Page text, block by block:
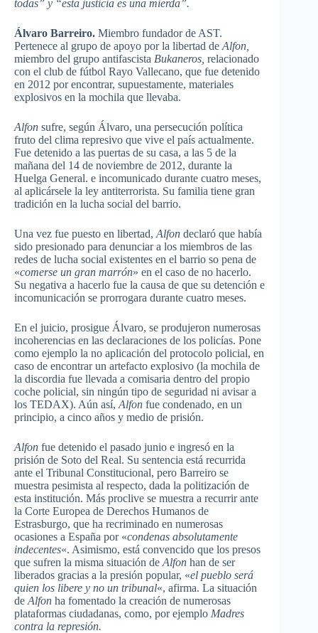
todas” y “esta justicia es una mierda”.
Álvaro Barreiro. Miembro fundador de AST.
Pertenece al grupo de apoyo por la libertad de Alfon,
miembro del grupo antifascista Bukaneros, relacionado
con el club de fútbol Rayo Vallecano, que fue detenido
en 2012 por encontrar, supuestamente, materiales
explosivos en la mochila que llevaba.
Alfon sufre, según Álvaro, una persecución política
fruto del clima represivo que vive el país actualmente.
Fue detenido a las puertas de su casa, a las 5 de la
mañana del 14 de noviembre de 2012, durante la
Huelga General. e incomunicado durante cuatro meses,
al aplicársele la ley antiterrorista. Su familia tiene gran
tradición en la lucha social del barrio.
Una vez fue puesto en libertad, Alfon declaró que había
sido presionado para denunciar a los miembros de las
redes de lucha social existentes en el barrio so pena de
«comerse un gran marrón» en el caso de no hacerlo.
Su negativa a hacerlo fue la causa de que su detención e
incomunicación se prorrogara durante cuatro meses.
En el juicio, prosigue Álvaro, se produjeron numerosas
incoherencias en las declaraciones de los policías. Pone
como ejemplo la no aplicación del protocolo policial, en
caso de encontrar un artefacto explosivo (la mochila de
la discordia fue llevada a comisaria dentro del propio
coche policial, sin ningún tipo de seguridad ni avisar a
los TEDAX). Aún así, Alfon fue condenado, en un
principio, a cinco años y medio de prisión.
Alfon fue detenido el pasado junio e ingresó en la
prisión de Soto del Real. Su sentencia está recurrida
ante el Tribunal Constitucional, pero Barreiro se
muestra pesimista al respecto, dada la politización de
esta institución. Más proclive se muestra a recurrir ante
la Corte Europea de Derechos Humanos de
Estrasburgo, que ha recriminado en numerosas
ocasiones a España por «condenas absolutamente
indecentes«. Asimismo, está convencido que los presos
que sufren la misma situación de Alfon han de ser
liberados gracias a la presión popular, «el pueblo será
quien los libere y no un tribunal«, afirma. La situación
de Alfon ha fomentado la creación de numerosas
plataformas ciudadanas, como, por ejemplo Madres
contra la represión.